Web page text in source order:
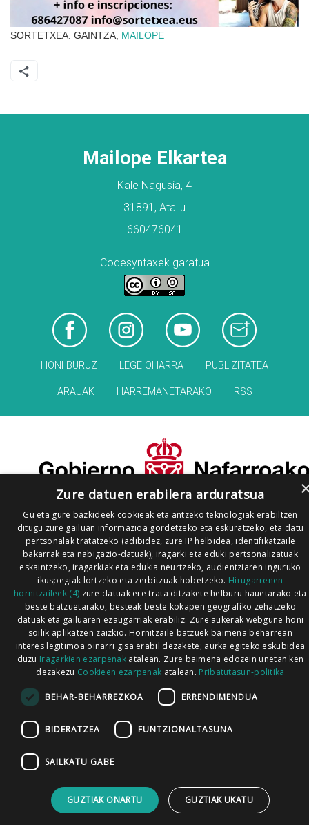
SORTETXEA. GAINTZA, MAILOPE
Mailope Elkartea
Kale Nagusia, 4
31891, Atallu
660476041
Codesyntaxek garatua
HONI BURUZ LEGE OHARRA PUBLIZITATEA
ARAUAK HARREMANETARAKO RSS
Zure datuen erabilera arduratsua
Gu eta gure bazkideek cookieak eta antzeko teknologiak erabiltzen
ditugu zure gailuan informazioa gordetzeko eta eskuratzeko, eta datu
pertsonalak tratatzeko (adibidez, zure IP helbidea, identifikatzaile
bakarrak eta nabigazio-datuak), iragarki eta eduki pertsonalizatuak
eskaintzeko, iragarkiak eta edukia neurtzeko, audientziaren inguruko
ikuspegiak lortzeko eta zerbitzuak hobetzeko. Hirugarrenen
hornitzaileek (4) zure datuak ere trata ditzakete helburu hauetarako eta
beste batzuetarako, besteak beste kokapen geografiko zehatzeko
datuak eta gailuaren ezaugarriak erabiliz. Zure aukerak webgune honi
soilik aplikatzen zaizkio. Hornitzaile batzuek baimena beharrean
interes legitimoa oinarri gisa erabil dezakete; aurka egiteko eskubidea
duzu Iragarkien ezarpenak atalean. Zure baimena edozein unetan ken
dezakezu Cookieen ezarpenak atalean. Pribatutasun-politika
BEHAR-BEHARREZKOA ERRENDIMENDUA
BIDERATZEA FUNTZIONALTASUNA
SAILKATU GABE
GUZTIAK ONARTU GUZTIAK UKATU